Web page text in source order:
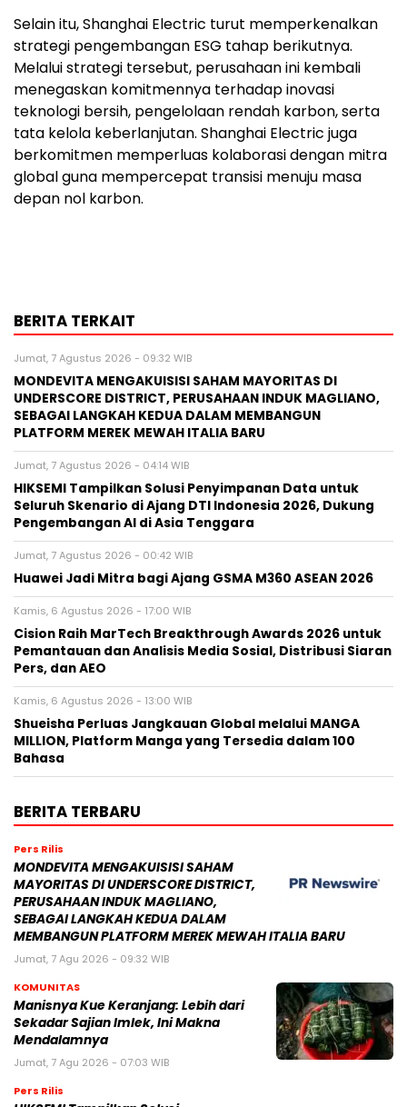
Selain itu, Shanghai Electric turut memperkenalkan
strategi pengembangan ESG tahap berikutnya.
Melalui strategi tersebut, perusahaan ini kembali
menegaskan komitmennya terhadap inovasi
teknologi bersih, pengelolaan rendah karbon, serta
tata kelola keberlanjutan. Shanghai Electric juga
berkomitmen memperluas kolaborasi dengan mitra
global guna mempercepat transisi menuju masa
depan nol karbon.
BERITA TERKAIT
Jumat, 7 Agustus 2026 - 09:32 WIB
MONDEVITA MENGAKUISISI SAHAM MAYORITAS DI
UNDERSCORE DISTRICT, PERUSAHAAN INDUK MAGLIANO,
SEBAGAI LANGKAH KEDUA DALAM MEMBANGUN
PLATFORM MEREK MEWAH ITALIA BARU
Jumat, 7 Agustus 2026 - 04:14 WIB
HIKSEMI Tampilkan Solusi Penyimpanan Data untuk
Seluruh Skenario di Ajang DTI Indonesia 2026, Dukung
Pengembangan AI di Asia Tenggara
Jumat, 7 Agustus 2026 - 00:42 WIB
Huawei Jadi Mitra bagi Ajang GSMA M360 ASEAN 2026
Kamis, 6 Agustus 2026 - 17:00 WIB
Cision Raih MarTech Breakthrough Awards 2026 untuk
Pemantauan dan Analisis Media Sosial, Distribusi Siaran
Pers, dan AEO
Kamis, 6 Agustus 2026 - 13:00 WIB
Shueisha Perluas Jangkauan Global melalui MANGA
MILLION, Platform Manga yang Tersedia dalam 100
Bahasa
BERITA TERBARU
Pers Rilis
MONDEVITA MENGAKUISISI SAHAM
MAYORITAS DI UNDERSCORE DISTRICT,
PERUSAHAAN INDUK MAGLIANO,
SEBAGAI LANGKAH KEDUA DALAM
MEMBANGUN PLATFORM MEREK MEWAH ITALIA BARU
Jumat, 7 Agu 2026 - 09:32 WIB
KOMUNITAS
Manisnya Kue Keranjang: Lebih dari
Sekadar Sajian Imlek, Ini Makna
Mendalamnya
Jumat, 7 Agu 2026 - 07:03 WIB
Pers Rilis